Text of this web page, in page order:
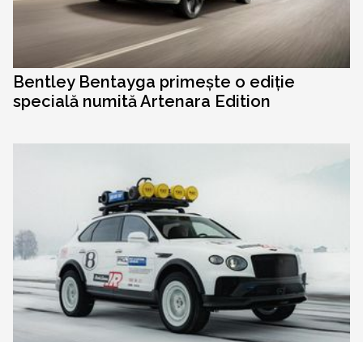
Bentley Bentayga primește o ediție
specială numită Artenara Edition